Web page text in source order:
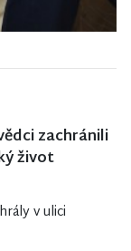
zachránili
život
v ulici